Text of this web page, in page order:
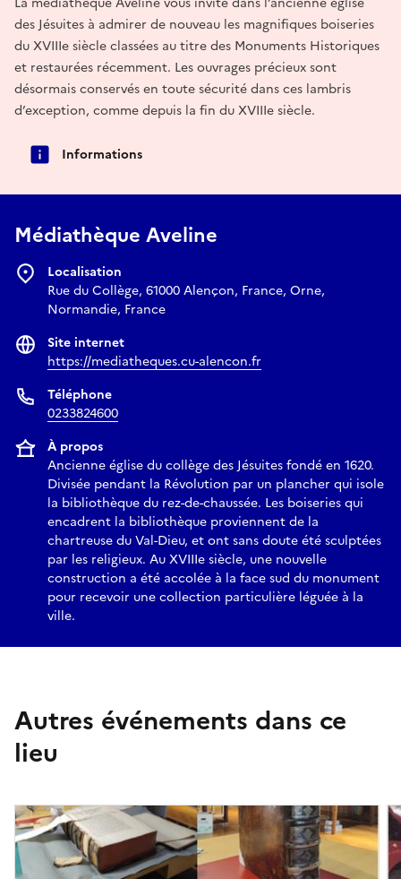
des Jésuites à admirer de nouveau les magnifiques boiseries
du XVIIIe siècle classées au titre des Monuments Historiques
et restaurées récemment. Les ouvrages précieux sont
désormais conservés en toute sécurité dans ces lambris
d’exception, comme depuis la fin du XVIIIe siècle.
Informations
Médiathèque Aveline
Localisation
Rue du Collège, 61000 Alençon, France, Orne,
Normandie, France
Site internet
https://mediatheques.cu-alencon.fr
Téléphone
0233824600
À propos
Ancienne église du collège des Jésuites fondé en 1620.
Divisée pendant la Révolution par un plancher qui isole
la bibliothèque du rez-de-chaussée. Les boiseries qui
encadrent la bibliothèque proviennent de la
chartreuse du Val-Dieu, et ont sans doute été sculptées
par les religieux. Au XVIIIe siècle, une nouvelle
construction a été accolée à la face sud du monument
pour recevoir une collection particulière léguée à la
ville.
Autres événements dans ce
lieu